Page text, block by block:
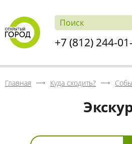
+7 (812) 244-
Главная Куда сходить?